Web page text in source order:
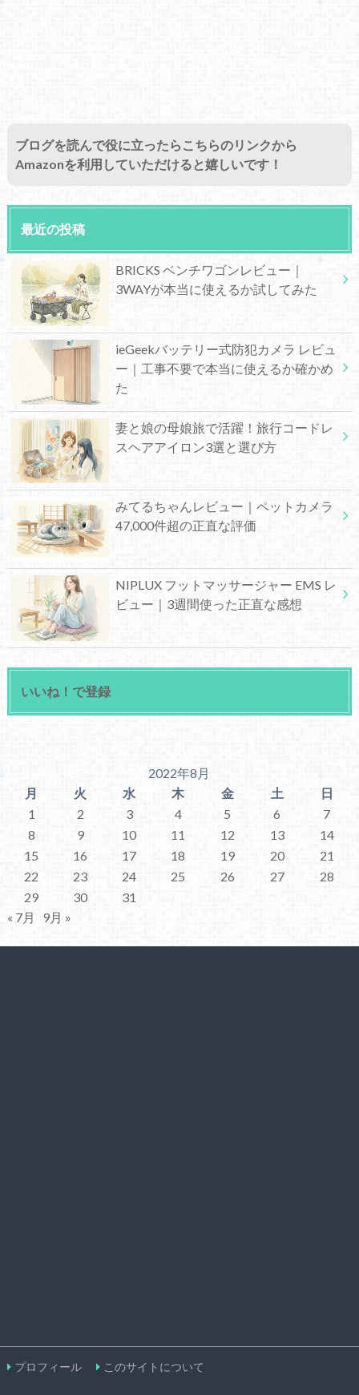
ブログを読んで役に立ったらこちらのリンクから
Amazonを利用していただけると嬉しいです！
最近の投稿
BRICKS ベンチワゴンレビュー｜
3WAYが本当に使えるか試してみた
ieGeekバッテリー式防犯カメラ レビュ
ー｜工事不要で本当に使えるか確かめ
た
妻と娘の母娘旅で活躍！旅行コードレ
スヘアアイロン3選と選び方
みてるちゃんレビュー｜ペットカメラ
47,000件超の正直な評価
NIPLUX フットマッサージャー EMS レ
ビュー｜3週間使った正直な感想
いいね！で登録
2022年8月
月
火 水 木 金 土
日
1
2 3 4 5 6
7
8
9 10 11 12 13
14
15
16 17 18 19 20
21
22
23 24 25 26 27
28
29
30
31
« 7月
9月 »
プロフィール このサイトについて